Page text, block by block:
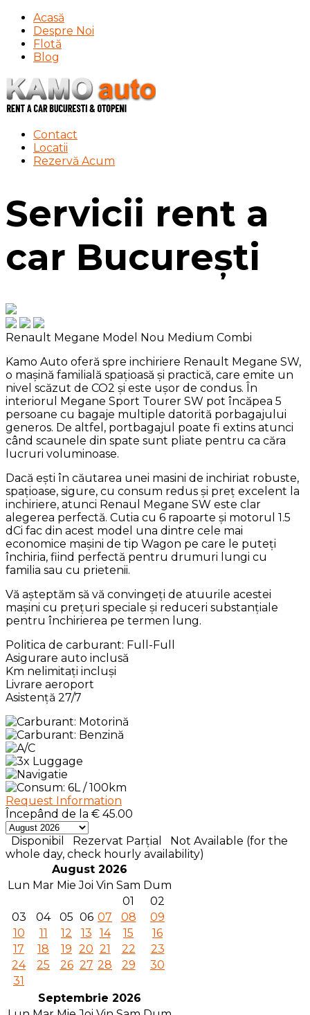
Acasă
Despre Noi
Flotă
Blog
Contact
Locatii
Rezervă Acum
Servicii rent a
car București
Renault Megane Model Nou Medium Combi
Kamo Auto oferă spre inchiriere Renault Megane SW,
o mașină familială spațioasă și practică, care emite un
nivel scăzut de CO2 și este ușor de condus. În
interiorul Megane Sport Tourer SW pot încăpea 5
persoane cu bagaje multiple datorită porbagajului
generos. De altfel, portbagajul poate fi extins atunci
când scaunele din spate sunt pliate pentru ca căra
lucruri voluminoase.
Dacă ești în căutarea unei masini de inchiriat robuste,
spațioase, sigure, cu consum redus și preț excelent la
inchiriere, atunci Renaul Megane SW este clar
alegerea perfectă. Cutia cu 6 rapoarte și motorul 1.5
dCi fac din acest model una dintre cele mai
economice mașini de tip Wagon pe care le puteți
închiria, fiind perfectă pentru drumuri lungi cu
familia sau cu prietenii.
Vă așteptăm să vă convingeți de atuurile acestei
mașini cu prețuri speciale și reduceri substanțiale
pentru închirierea pe termen lung.
Politica de carburant: Full-Full
Asigurare auto inclusă
Km nelimitați incluși
Livrare aeroport
Asistență 27/7
Request Information
Începând de la € 45.00
Disponibil Rezervat Parțial
Not Available (for the
whole day, check hourly availability)
August 2026
Lun Mar Mie Joi Vin Sam Dum
01
02
03
04 05 06 07 08
09
10
11 12 13 14 15
16
17
18 19 20 21 22
23
24
25 26 27 28 29
30
31
Septembrie 2026